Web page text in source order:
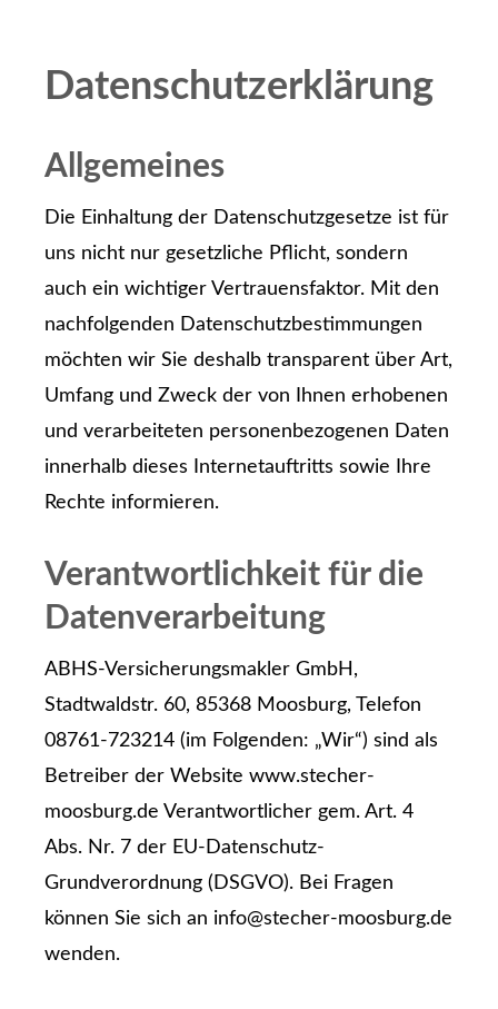
Datenschutzerklärung
Allgemeines
Die Einhaltung der Datenschutzgesetze ist für
uns nicht nur gesetzliche Pflicht, sondern
auch ein wichtiger Vertrauensfaktor. Mit den
nachfolgenden Datenschutzbestimmungen
möchten wir Sie deshalb transparent über Art,
Umfang und Zweck der von Ihnen erhobenen
und verarbeiteten personenbezogenen Daten
innerhalb dieses Internetauftritts sowie Ihre
Rechte informieren.
Verantwortlichkeit für die
Datenverarbeitung
ABHS-Ver­sicherungs­makler GmbH,
Stadtwaldstr. 60, 85368 Moosburg, Telefon
08761-723214 (im Folgenden: „Wir“) sind als
Betreiber der Website www.stecher-
moosburg.de Verantwortlicher gem. Art. 4
Abs. Nr. 7 der EU-Datenschutz-
Grundverordnung (DSGVO). Bei Fragen
können Sie sich an info@stecher-moosburg.de
wenden.